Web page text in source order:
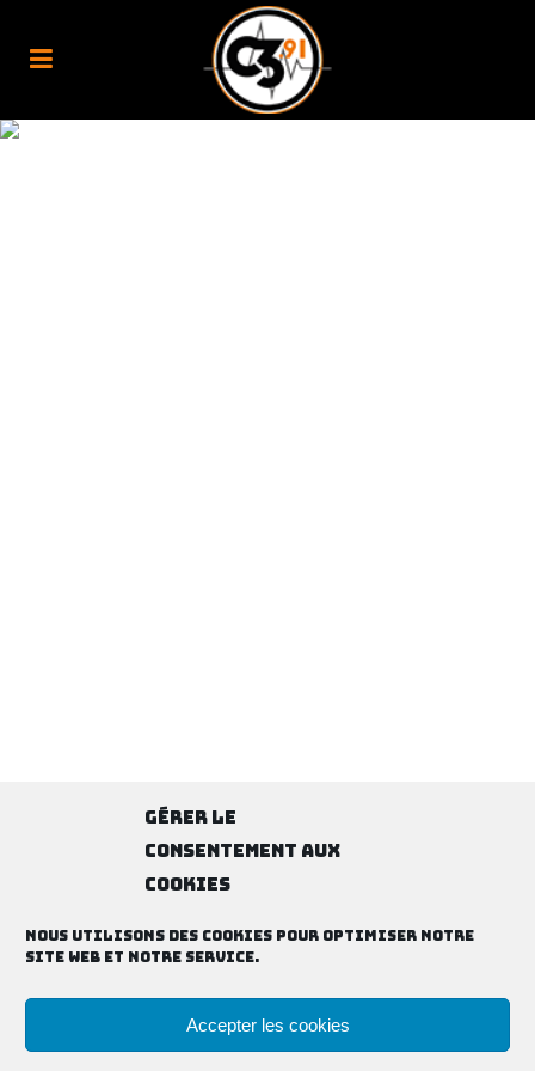
Gérer le
consentement aux
cookies
Nous utilisons des cookies pour optimiser notre
site web et notre service.
Accepter les cookies
CONDITIONS GÉNÉRALES DE VENTE
POLITIQUE DE CONFIDENTIALITÉ